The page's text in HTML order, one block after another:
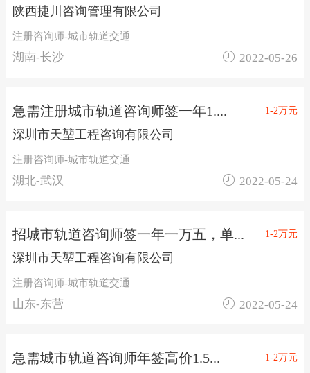
陕西捷川咨询管理有限公司
注册咨询师-城市轨道交通
湖南-长沙  2022-05-26
急需注册城市轨道咨询师签一年1.... 1-2万元
深圳市天堃工程咨询有限公司
注册咨询师-城市轨道交通
湖北-武汉  2022-05-24
招城市轨道咨询师签一年一万五，单... 1-2万元
深圳市天堃工程咨询有限公司
注册咨询师-城市轨道交通
山东-东营  2022-05-24
急需城市轨道咨询师年签高价1.5... 1-2万元